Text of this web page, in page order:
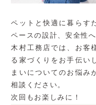
ペットと快適に暮らす
ペースの設計、安全性
木村工務店では、お客
る家づくりをお手伝い
まいについてのお悩み
相談ください。
次回もお楽しみに！